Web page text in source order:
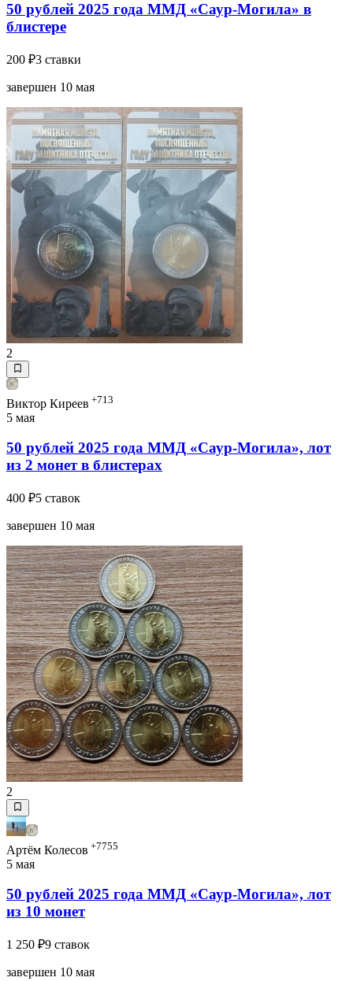
50 рублей 2025 года ММД «Саур-Могила» в
блистере
200 ₽3 ставки
завершен 10 мая
2
Виктор Киреев +713
5 мая
50 рублей 2025 года ММД «Саур-Могила», лот
из 2 монет в блистерах
400 ₽5 ставок
завершен 10 мая
2
Артём Колесов +7755
5 мая
50 рублей 2025 года ММД «Саур-Могила», лот
из 10 монет
1 250 ₽9 ставок
завершен 10 мая